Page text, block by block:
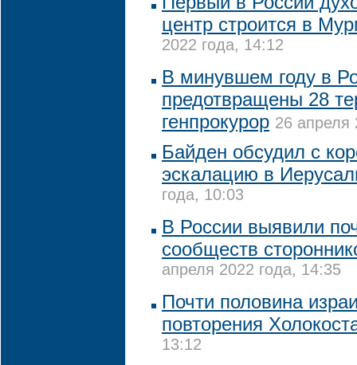
центр строится в
2022 года, 14:12
В минувшем году в
предотвращены 28
генпрокурор 26 апреля
Байден обсудил с
эскалацию в
года, 10:03
В России выявили
сообществ
апреля 2022 года, 14:35
Почти половина
повторения
13:12